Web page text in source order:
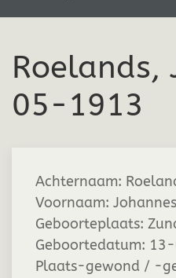
Roelands,
05-1913
Achternaam:
Voornaam:
Geboorteplaats:
Geboortedatum:
Plaats-gewond / -